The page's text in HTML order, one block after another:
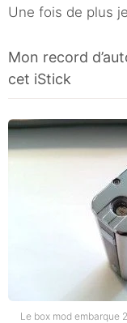
Une fois de plus
Mon record
cet iStick
Le box mod embarque